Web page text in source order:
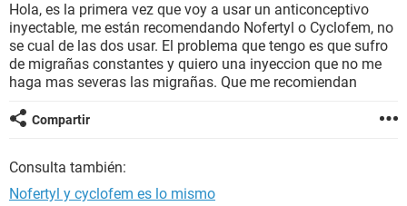
BIENESTAR
SEXUALIDAD
GLOSARIO
Hola, es la primera vez que voy a usar un anticonceptivo
inyectable, me están recomendando Nofertyl o Cyclofem, no
se cual de las dos usar. El problema que tengo es que sufro
de migrañas constantes y quiero una inyeccion que no me
haga mas severas las migrañas. Que me recomiendan
Compartir
Consulta también:
Nofertyl y cyclofem es lo mismo